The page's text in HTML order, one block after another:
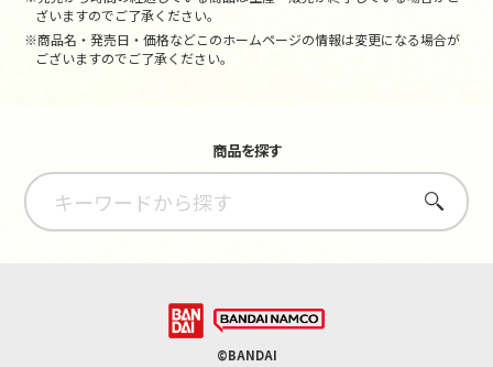
ざいますのでご了承ください。
※商品名・発売日・価格などこのホームページの情報は変更になる場合が
ございますのでご了承ください。
商品を探す
さがす
©BANDAI